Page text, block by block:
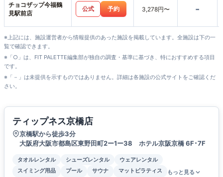
チョコザップ今福鶴
見駅前店
公式 予約 3,278円〜 -
※上記には、施設運営者から情報提供のあった施設を掲載しています。全施設は下の一
覧で確認できます。
※「○」は、FIT PALETTE編集部が独自の調査・基準に基づき、特におすすめする項目
です。
※「－」は未提供を示すものではありません。詳細は各施設の公式サイトをご確認くだ
さい。
ティップネス京橋店
京橋駅から徒歩3分
大阪府大阪市都島区東野田町2ー1ー38 ホテル京阪京橋 6F･7F
タオルレンタル シューズレンタル
ウェアレンタル
スイミング用品
プール サウナ マットピラティス もっと見る